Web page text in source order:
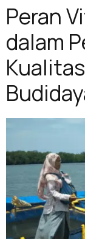
Peran
dalam